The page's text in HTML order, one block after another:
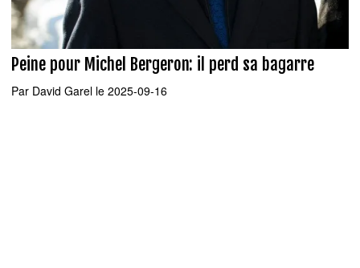
Peine pour Michel Bergeron: il perd sa bagarre
Par David Garel le 2025-09-16